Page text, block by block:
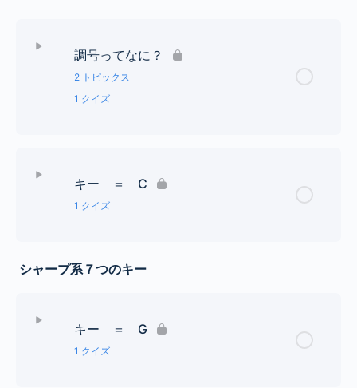
調号ってなに？
2 トピックス
1 クイズ
調号を覚えることのメリット
キー ＝ C
1 クイズ
レッスン Content
シャープ系７つのキー
キー ＝ G
1 クイズ